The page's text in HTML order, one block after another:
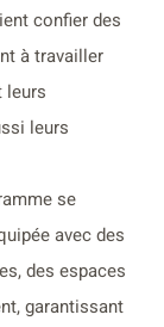
confier des
à travailler
leurs
leurs
se
avec des
des espaces
garantissant